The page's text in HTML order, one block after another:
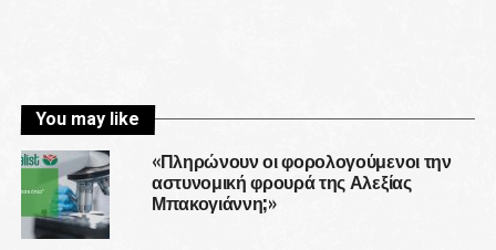
You may like
«Πληρώνουν οι φορολογούμενοι την
αστυνομική φρουρά της Αλεξίας
Μπακογιάννη;»